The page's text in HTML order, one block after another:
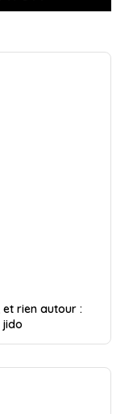
et rien autour :
jido